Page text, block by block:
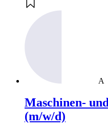
A
Maschinen-
(m/w/d)